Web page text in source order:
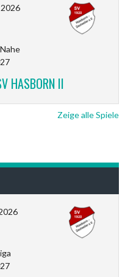
HASBORN II
Zeige alle Spiele